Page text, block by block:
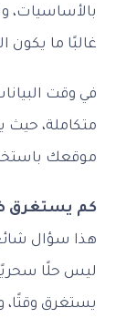
بالأساسيات،
غالبًا ما يكون
في وقت
متكاملة، حيث
موقعك
كم يستغرق
هذا سؤال
ليس حلًا